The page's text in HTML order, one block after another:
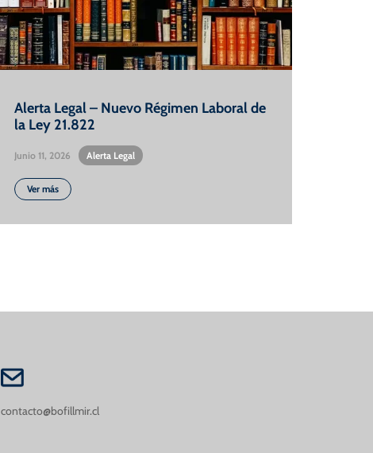
Alerta Legal – Nuevo Régimen Laboral de
la Ley 21.822
Junio 11, 2026 Alerta Legal
Ver más
contacto@bofillmir.cl